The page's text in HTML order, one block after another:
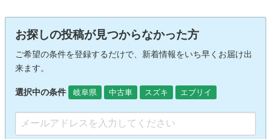
お探しの投稿が見つからなかった方
ご希望の条件を登録するだけで、新着情報をいち早くお届け出
来ます。
選択中の条件 岐阜県 中古車 スズキ エブリイ